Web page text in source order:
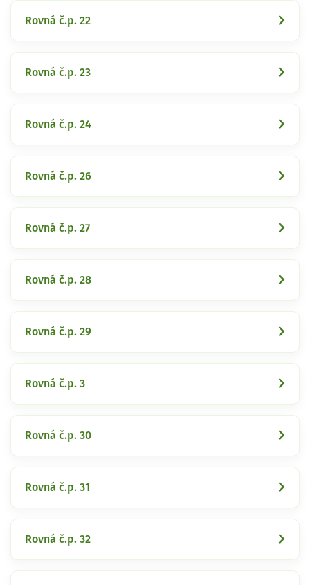
Rovná č.p. 22
Rovná č.p. 23
Rovná č.p. 24
Rovná č.p. 26
Rovná č.p. 27
Rovná č.p. 28
Rovná č.p. 29
Rovná č.p. 3
Rovná č.p. 30
Rovná č.p. 31
Rovná č.p. 32